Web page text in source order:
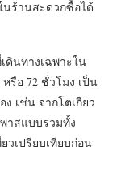
นร้านสะดวกซื้อได้
ดินทางเฉพาะใน
รือ 72 ชั่วโมง เป็น
เช่น จากโตเกียว
าสแบบรวมทั้ง
วเปรียบเทียบก่อน